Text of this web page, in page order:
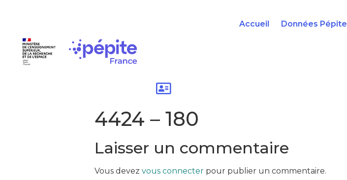
Accueil Données Pépite
4424 – 180
Laisser un commentaire
Vous devez vous connecter pour publier un commentaire.